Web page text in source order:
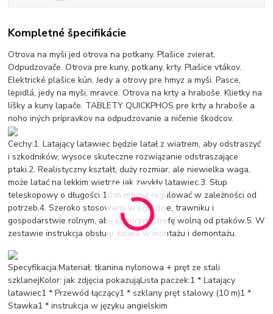
Kompletné špecifikácie
Otrova na myši jed otrova na potkany. Plašice zvierat.
Odpudzovače. Otrova pre kuny, potkany, krty. Plašice vtákov.
Elektrické plašice kún. Jedy a otrovy pre hmyz a myši. Pasce,
lepidlá, jedy na myši, mravce. Otrova na krty a hraboše. Klietky na
líšky a kuny lapače. TABLETY QUICKPHOS pre krty a hraboše a
noho iných prípravkov na odpudzovanie a ničenie škodcov.
Cechy:1. Latający latawiec będzie latał z wiatrem, aby odstraszyć
i szkodników, wysoce skuteczne rozwiązanie odstraszające
ptaki.2. Realistyczny kształt, duży rozmiar, ale niewielka waga,
może latać na lekkim wietrze jak zwykły latawiec.3. Słup
teleskopowy o długości 10 m można regulować w zależności od
potrzeb.4. Szeroko stosowany w ogrodzie, trawniku i
gospodarstwie rolnym, aby stworzyć strefę wolną od ptaków.5. W
zestawie instrukcja obsługi, łatwa w montażu i demontażu.
Specyfikacja:Materiał: tkanina nylonowa + pręt ze stali
szklanejKolor: jak zdjęcia pokazująLista paczek:1 * Latający
latawiec1 * Przewód łączący1 * szklany pręt stalowy (10 m)1 *
Stawka1 * instrukcja w języku angielskim